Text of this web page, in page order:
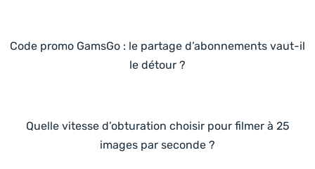
Code promo GamsGo : le partage d’abonnements vaut-il
le détour ?
Quelle vitesse d’obturation choisir pour filmer à 25
images par seconde ?